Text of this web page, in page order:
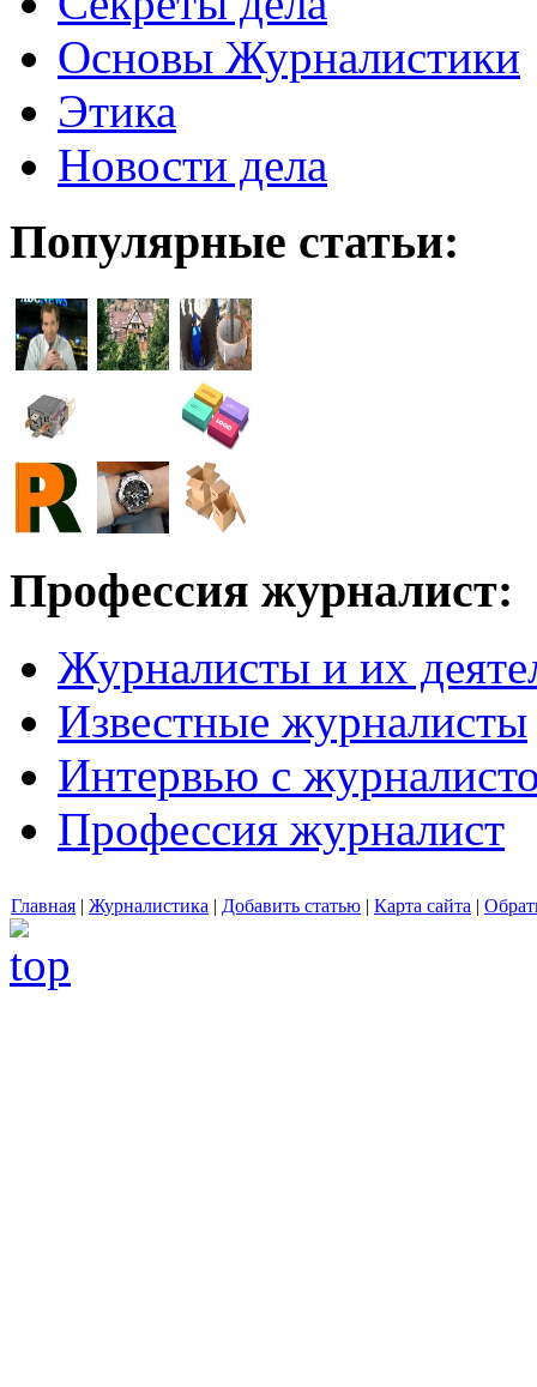
Основы Журналистики
Этика
Новости дела
Популярные статьи:
Профессия журналист:
Журналисты и их
Известные журналисты
Интервью с
Профессия журналист
Главная | Журналистика | Добавить статью | Карта сайта |